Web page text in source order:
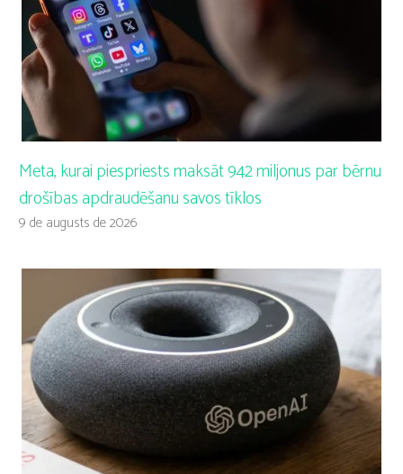
Meta, kurai piespriests maksāt 942 miljonus par bērnu
drošības apdraudēšanu savos tīklos
9 de augusts de 2026